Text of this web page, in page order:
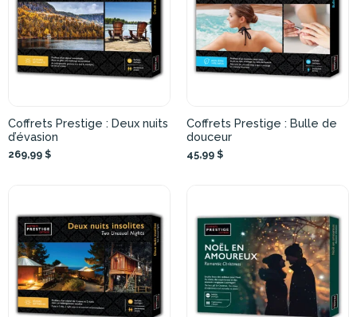
Coffrets Prestige : Deux nuits
d’évasion
269,99 $
Coffrets Prestige : Bulle de
douceur
45,99 $